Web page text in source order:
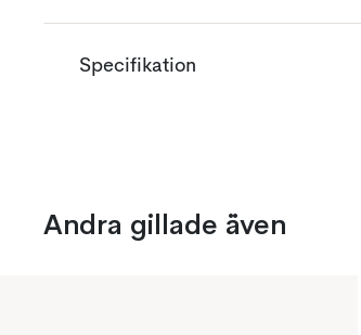
Specifikation
Andra gillade även